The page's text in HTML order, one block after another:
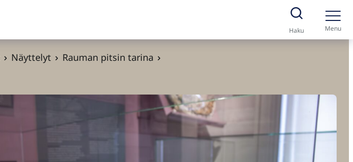
Haku Menu
Näyttelyt Rauman pitsin tarina